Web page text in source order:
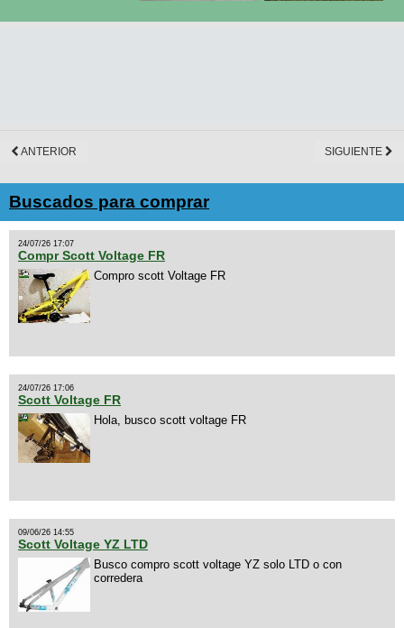
ANTERIOR SIGUIENTE
Buscados para comprar
24/07/26 17:07
Compr Scott Voltage FR
Compro scott Voltage FR
24/07/26 17:06
Scott Voltage FR
Hola, busco scott voltage FR
09/06/26 14:55
Scott Voltage YZ LTD
Busco compro scott voltage YZ solo LTD o con
corredera